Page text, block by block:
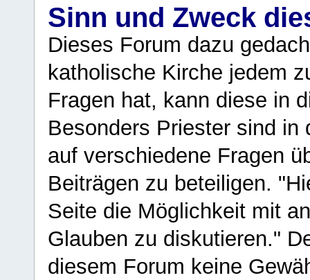
Sinn und Zweck
Dieses Forum dazu
katholische Kirche jedem
Fragen hat, kann diese in
Besonders Priester sind in
auf verschiedene Fragen
Beiträgen zu beteiligen.
Seite die Möglichkeit mit
Glauben zu diskutieren."
diesem Forum keine